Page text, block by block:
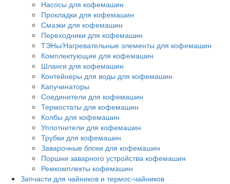
Насосы для кофемашин
Прокладки для кофемашин
Смазки для кофемашин
Переходники для кофемашин
ТЭНы/Нагревательные элементы для кофемашин
Комплектующие для кофемашин
Шланги для кофемашин
Контейнеры для воды для кофемашин
Капучинаторы
Соединители для кофемашин
Термостаты для кофемашин
Колбы для кофемашин
Уплотнители для кофемашин
Трубки для кофемашин
Заварочные блоки для кофемашин
Поршни заварного устройства кофемашин
Ремкомплекты кофемашин
Запчасти для чайников и термос-чайников